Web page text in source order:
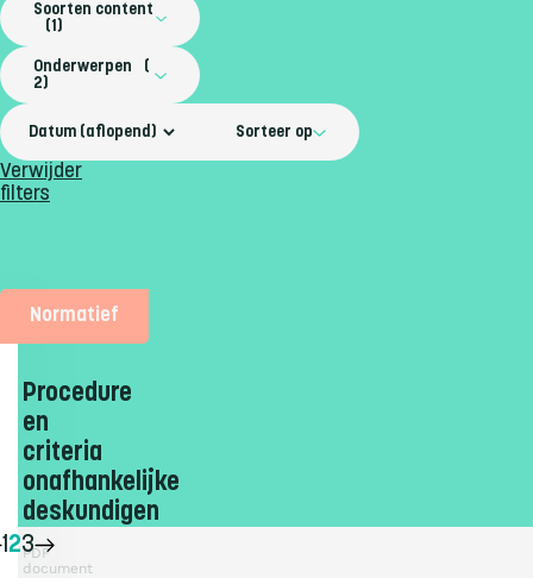
Soorten content
1
Onderwerpen
2
Sorteer op
Verwijder
filters
Normatief
Procedure
en
criteria
onafhankelijke
deskundigen
PDF
document
123